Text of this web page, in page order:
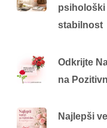
psihološki
stabilnost
Odkrijte
na
Najlepši